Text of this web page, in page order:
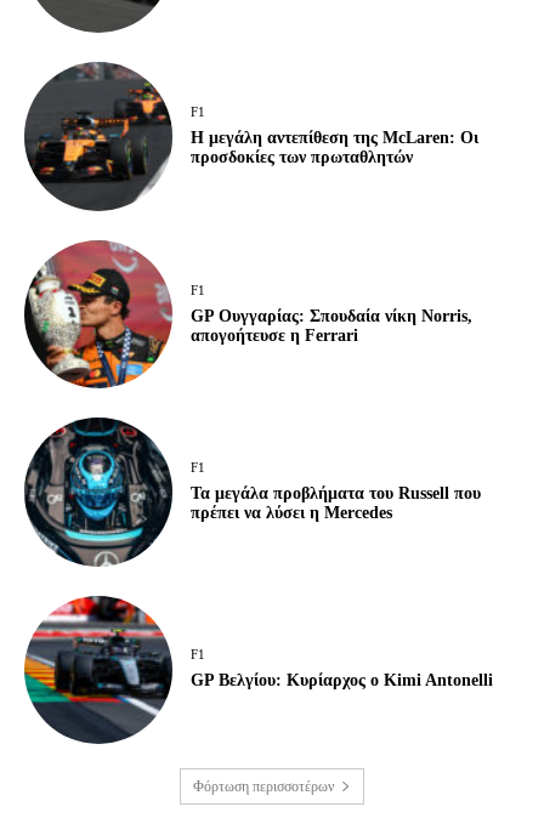
F1
Η μεγάλη αντεπίθεση της McLaren: Οι
προσδοκίες των πρωταθλητών
F1
GP Ουγγαρίας: Σπουδαία νίκη Norris,
απογοήτευσε η Ferrari
F1
Τα μεγάλα προβλήματα του Russell που
πρέπει να λύσει η Mercedes
F1
GP Βελγίου: Κυρίαρχος ο Kimi Antonelli
Φόρτωση περισσοτέρων